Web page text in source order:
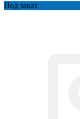
Под заказ